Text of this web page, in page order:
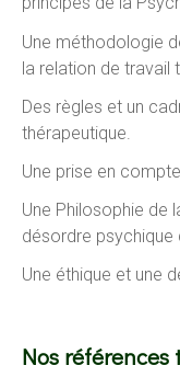
Une méthodologie
la relation de travail
Des règles et un
thérapeutique.
Une prise en
Une Philosophie de
désordre psychique
Une éthique et une
Nos références